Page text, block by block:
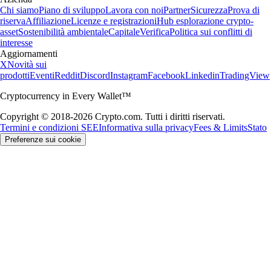
Chi siamoPiano di sviluppoLavora con noiPartnerSicurezzaProva di
riservaAffiliazioneLicenze e registrazioniHub esplorazione crypto-
assetSostenibilità ambientaleCapitaleVerificaPolitica sui conflitti di
interesse
Aggiornamenti
XNovità sui
prodottiEventiRedditDiscordInstagramFacebookLinkedinTradingView
Cryptocurrency in Every Wallet™
Copyright © 2018-2026 Crypto.com. Tutti i diritti riservati.
Termini e condizioni SEEInformativa sulla privacyFees & LimitsStato
Preferenze sui cookie